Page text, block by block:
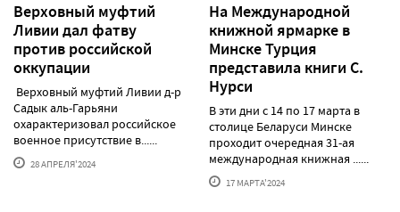
Верховный муфтий
Ливии дал фатву
против российской
оккупации
Верховный муфтий Ливии д-р
Садык аль-Гарьяни
охарактеризовал российское
военное присутствие в......
28 АПРЕЛЯ'2024
На Международной
книжной ярмарке в
Минске Турция
представила книги С.
Нурси
В эти дни с 14 по 17 марта в
столице Беларуси Минске
проходит очередная 31-ая
международная книжная ......
17 МАРТА'2024